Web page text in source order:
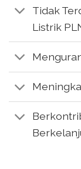
Tidak
Listrik